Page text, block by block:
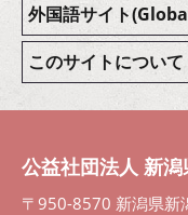
外国語サイト
このサイトについて
公益社団法人 新
〒950-8570 新潟県新